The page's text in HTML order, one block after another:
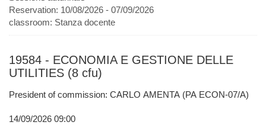
Reservation: 10/08/2026 - 07/09/2026
classroom: Stanza docente
19584 - ECONOMIA E GESTIONE DELLE
UTILITIES (8 cfu)
President of commission: CARLO AMENTA (PA ECON-07/A)
14/09/2026 09:00